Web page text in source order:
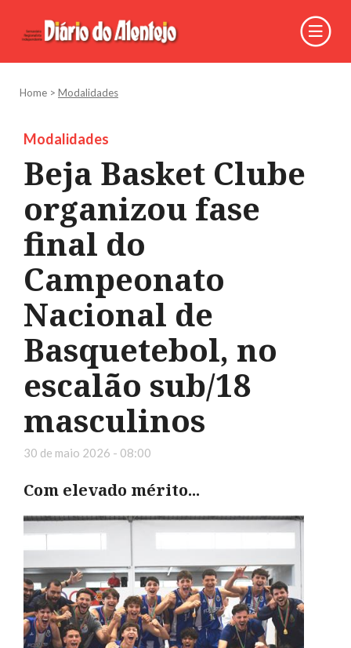
Home > Modalidades
Modalidades
Beja Basket Clube
organizou fase
final do
Campeonato
Nacional de
Basquetebol, no
escalão sub/18
masculinos
30 de maio 2026 - 08:00
Com elevado mérito...